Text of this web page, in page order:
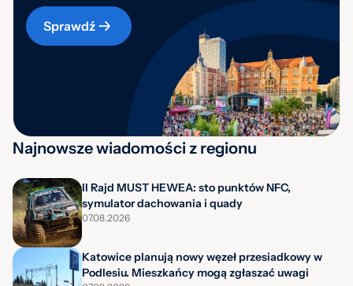
Sprawdź
Najnowsze wiadomości z regionu
II Rajd MUST HEWEA: sto punktów NFC,
symulator dachowania i quady
07.08.2026
Katowice planują nowy węzeł przesiadkowy w
Podlesiu. Mieszkańcy mogą zgłaszać uwagi